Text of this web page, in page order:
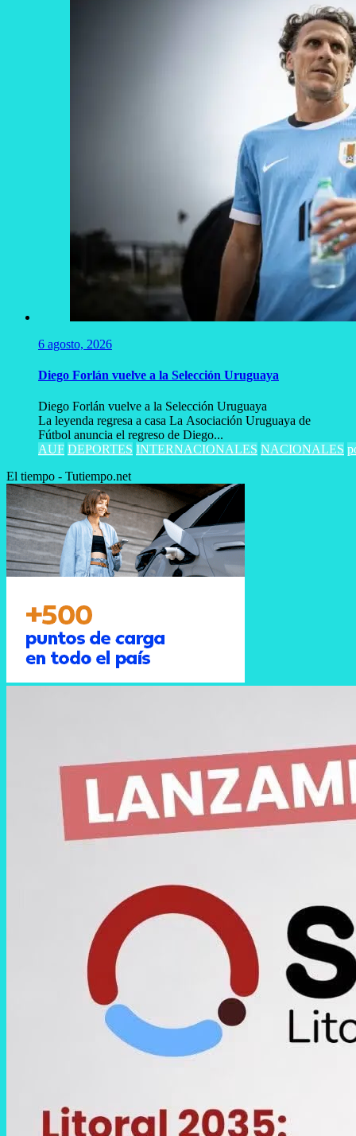
6 agosto, 2026
Diego Forlán vuelve a la Selección Uruguaya
Diego Forlán vuelve a la Selección Uruguaya
La leyenda regresa a casa La Asociación Uruguaya de
Fútbol anuncia el regreso de Diego...
AUF DEPORTES INTERNACIONALES NACIONALES
El tiempo - Tutiempo.net